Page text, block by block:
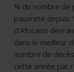
% du nombre de
pauvreté depuis
d’Africains
dans le meilleur
nombre de
cette année par